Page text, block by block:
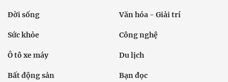
Đời sống Văn hóa - Giải trí
Sức khỏe Công nghệ
Ô tô xe máy Du lịch
Bất động sản Bạn đọc